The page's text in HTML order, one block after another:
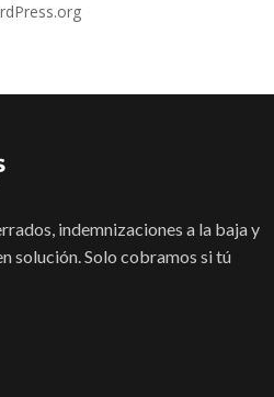
indemnizaciones a la baja y
solución. Solo cobramos si tú